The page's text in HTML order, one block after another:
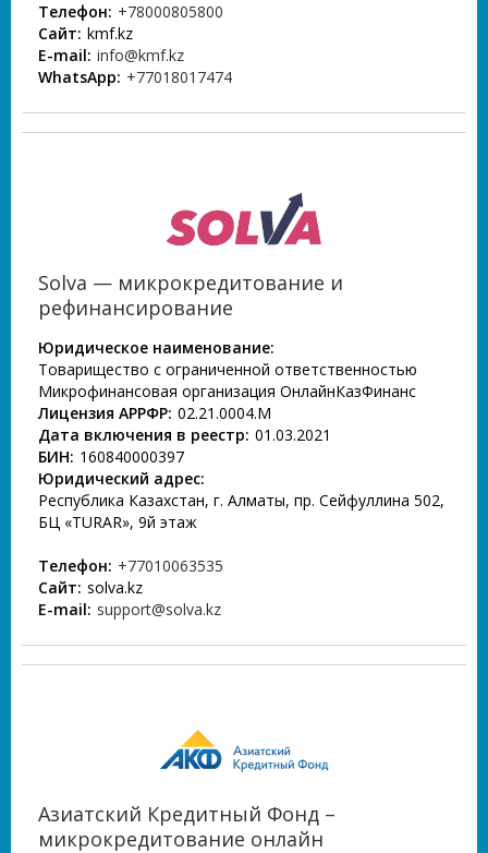
Телефон: +78000805800
Сайт: kmf.kz
E-mail: info@kmf.kz
WhatsApp: +77018017474
Solva — микрокредитование и
рефинансирование
Юридическое наименование:
Товарищество с ограниченной ответственностью
Микрофинансовая организация ОнлайнКазФинанс
Лицензия АРРФР: 02.21.0004.М
Дата включения в реестр: 01.03.2021
БИН: 160840000397
Юридический адрес:
Республика Казахстан, г. Алматы, пр. Сейфуллина 502,
БЦ «TURAR», 9й этаж
Телефон: +77010063535
Сайт: solva.kz
E-mail: support@solva.kz
Азиатский Кредитный Фонд –
микрокредитование онлайн